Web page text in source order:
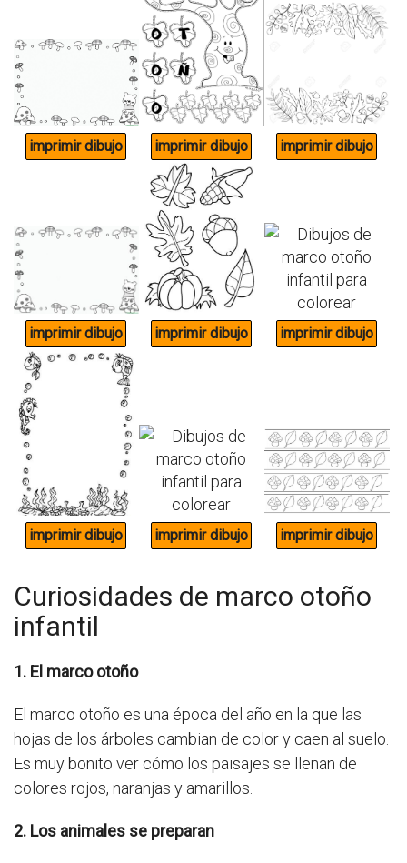
Curiosidades de marco otoño
infantil
1. El marco otoño
El marco otoño es una época del año en la que las
hojas de los árboles cambian de color y caen al suelo.
Es muy bonito ver cómo los paisajes se llenan de
colores rojos, naranjas y amarillos.
2. Los animales se preparan